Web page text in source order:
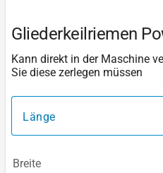
Gliederkeilriemen
Kann direkt in der Maschine
Sie diese zerlegen müssen
Länge
Breite